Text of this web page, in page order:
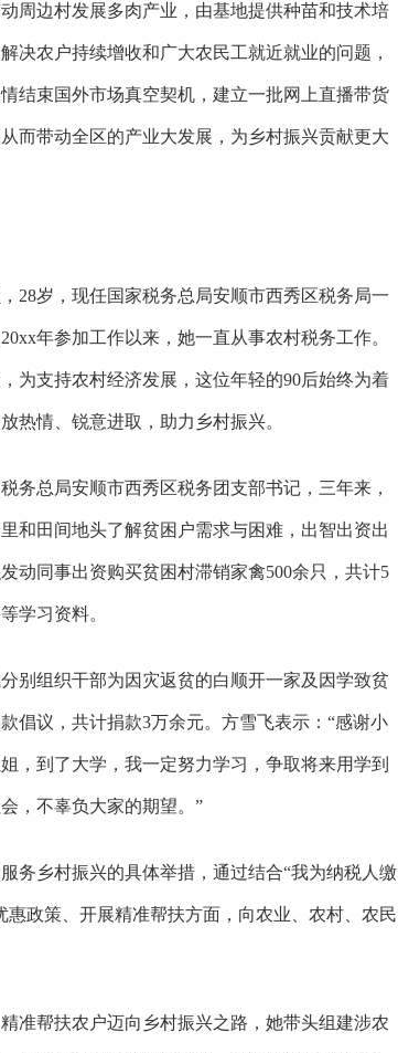
周边村发展多肉产业，由基地提供种苗和技术培
决农户持续增收和广大农民工就近就业的问题，
结束国外市场真空契机，建立一批网上直播带货
而带动全区的产业大发展，为乡村振兴贡献更大
28岁，现任国家税务总局安顺市西秀区税务局一
年参加工作以来，她一直从事农村税务工作。
为支持农村经济发展，这位年轻的90后始终为着
热情、锐意进取，助力乡村振兴。
务总局安顺市西秀区税务团支部书记，三年来，
和田间地头了解贫困户需求与困难，出智出资出
动同事出资购买贫困村滞销家禽500余只，共计5
学习资料。
别组织干部为因灾返贫的白顺开一家及因学致贫
倡议，共计捐款3万余元。方雪飞表示：“感谢小
，到了大学，我一定努力学习，争取将来用学到
，不辜负大家的期望。”
务乡村振兴的具体举措，通过结合“我为纳税人缴
惠政策、开展精准帮扶方面，向农业、农村、农民
准帮扶农户迈向乡村振兴之路，她带头组建涉农